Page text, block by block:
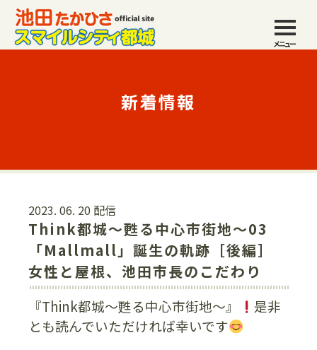
メニュー
新着情報
2023. 06. 20 配信
Think都城〜甦る中心市街地〜03
「Mallmall」誕生の軌跡［後編］
女性と屋根、池田市長のこだわり
『Think都城〜甦る中心市街地〜』
是非
とも読んでいただければ幸いです